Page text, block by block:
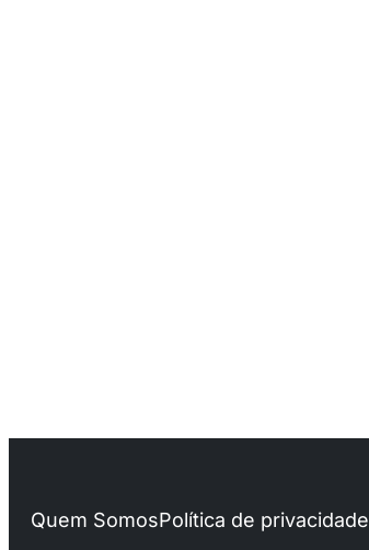
Quem SomosPolítica de privacidade